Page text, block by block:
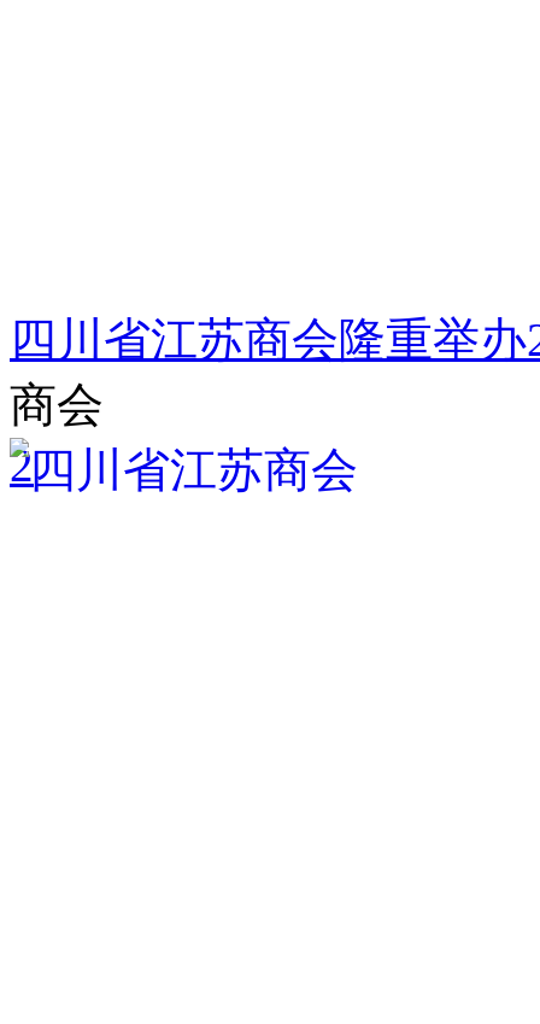
四川省江苏商会隆重举
商会
2